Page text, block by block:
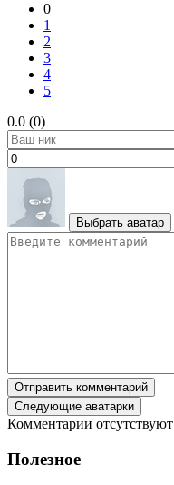
0
1
2
3
4
5
0.0 (0)
Выбрать аватар
Отправить комментарий
Следующие аватарки
Комментарии отсутствуют
Полезное